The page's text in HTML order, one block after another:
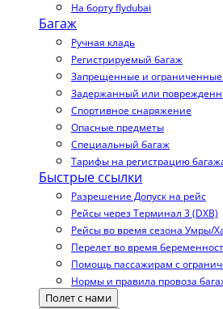
На борту flydubai
Багаж
Ручная кладь
Регистрируемый багаж
Запрещенные и
Задержанный или
Спортивное снаряжение
Опасные предметы
Специальный багаж
Тарифы на регистрацию
Быстрые ссылки
Разрешение Допуск на рейс
Рейсы через Терминал 3 (DXB)
Рейсы во время сезона Умры/
Перелет во время
Помощь пассажирам с
Нормы и правила провоза
Полет с нами